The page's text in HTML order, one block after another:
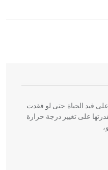
الهندسية التي ارتبطت
ومصر خاصة، حيث يحرص
الواجهات
على قيد الحياة حتى لو فقدت
على تغيير درجة حرارة